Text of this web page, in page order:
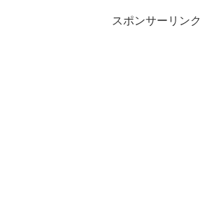
スポンサーリンク